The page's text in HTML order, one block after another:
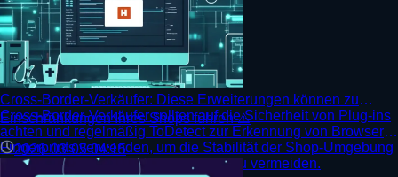
Cross-Border-Verkäufer: Diese Erweiterungen können zu
Einschränkungen Ihres Shops führen ⚠️
Cross-Border-Verkäufer sollten auf die Sicherheit von Plug-ins
achten und regelmäßig ToDetect zur Erkennung von Browser-
Fingerprints verwenden, um die Stabilität der Shop-Umgebung
sicherzustellen und Risikokontrollen zu vermeiden.
2026-03-05 04:15